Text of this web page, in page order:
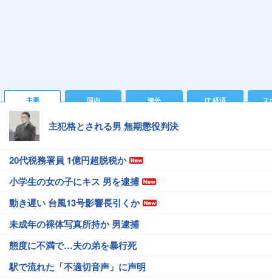
主要 国内 海外 IT 経済 ス
主犯格とされる男 無期懲役判決
20代税務署員 1億円超脱税か
小学生の女の子にキス 男を逮捕
動き遅い 台風13号影響長引くか
未成年の裸体写真所持か 男逮捕
態度に不満で…夫の弟を暴行死
駅で流れた「不適切音声」に声明